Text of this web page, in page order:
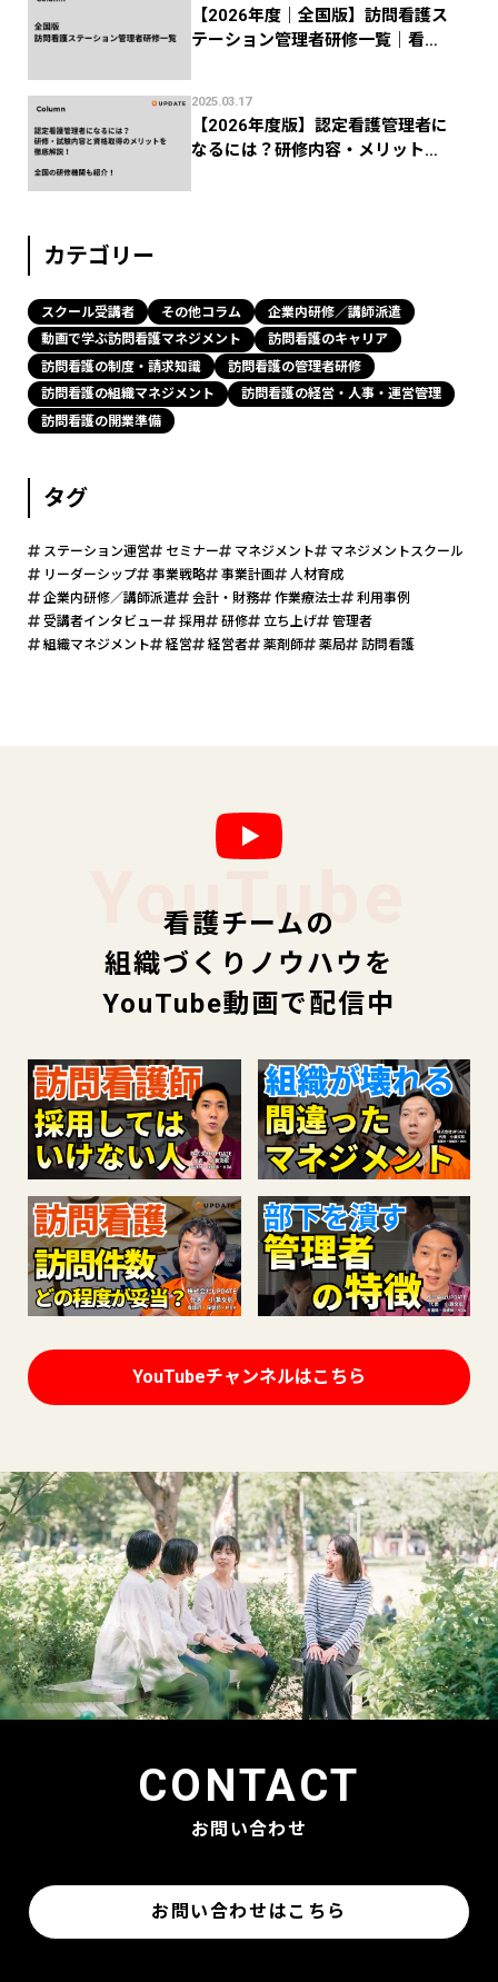
【2026年度｜全国版】訪問看護ス
テーション管理者研修一覧｜看護
2025.03.17
【2026年度版】認定看護管理者に
なるには？研修内容・メリットか
カテゴリー
スクール受講者 その他コラム
企業内研修／講師派遣
動画で学ぶ訪問看護マネジメント
訪問看護のキャリア
訪問看護の制度・請求知識
訪問看護の管理者研修
訪問看護の組織マネジメント
訪問看護の経営・人事・運営管理
訪問看護の開業準備
タグ
ステーション運営 セミナー マネジメント
マネジメントスクール
リーダーシップ
事業戦略 事業計画
人材育成
企業内研修／講師派遣
会計・財務 作業療法士
利用事例
受講者インタビュー
採用 研修 立ち上げ
管理者
組織マネジメント
経営 経営者 薬剤師 薬局 訪問看護
YouTube
看護チームの
組織づくりノウハウを
YouTube動画で配信中
YouTubeチャンネルはこちら
CONTACT
お問い合わせ
お問い合わせはこちら